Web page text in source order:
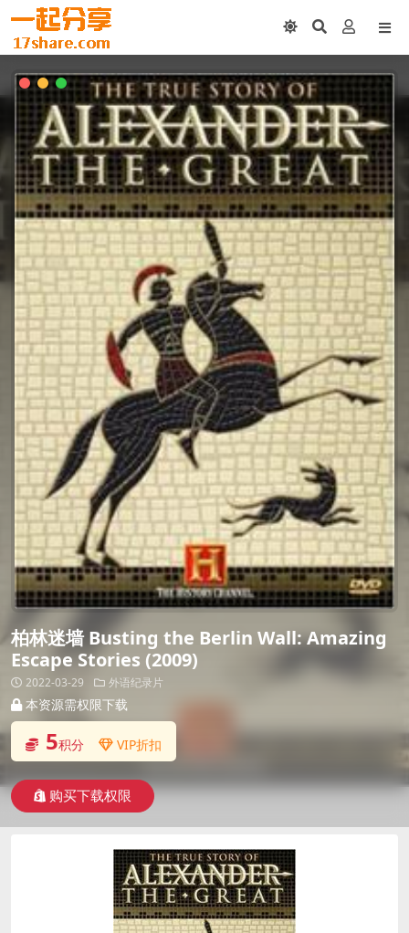
柏林迷墙 Busting the Berlin Wall: Amazing
Escape Stories (2009)
2022-03-29 外语纪录片
本资源需权限下载
5积分 VIP折扣
购买下载权限